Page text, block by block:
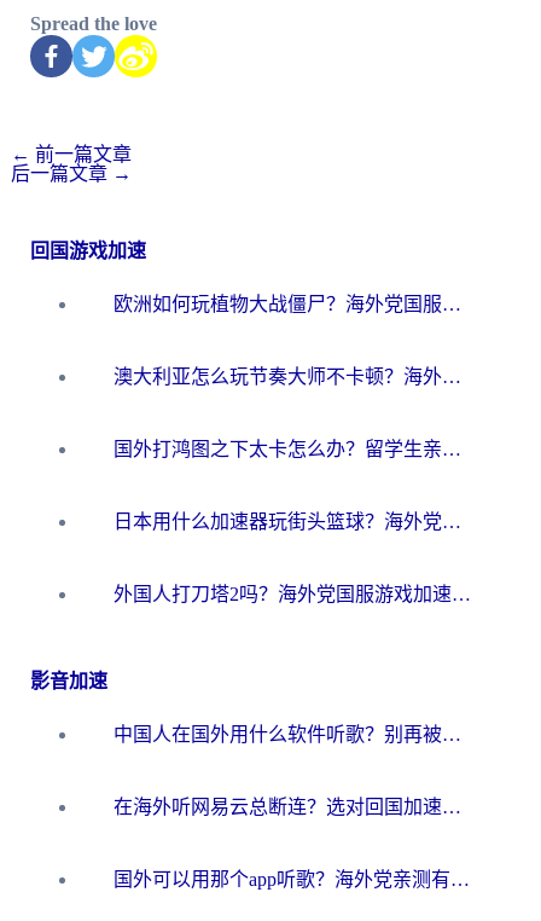
Spread the love
← 前一篇文章
后一篇文章 →
回国游戏加速
欧洲如何玩植物大战僵尸？海外党国服游戏加速避坑指南（附实测对比）
澳大利亚怎么玩节奏大师不卡顿？海外党国服游戏加速终极指南
国外打鸿图之下太卡怎么办？留学生亲测有效的国服游戏加速方案
日本用什么加速器玩街头篮球？海外党国服游戏不卡顿的终极攻略
外国人打刀塔2吗？海外党国服游戏加速避坑全攻略
影音加速
中国人在国外用什么软件听歌？别再被地域限制卡脖子，这篇教你轻松解锁国内音乐库
在海外听网易云总断连？选对回国加速器，告别地区限制和卡顿
国外可以用那个app听歌？海外党亲测有效的回国加速方案，轻松听国内音乐听书